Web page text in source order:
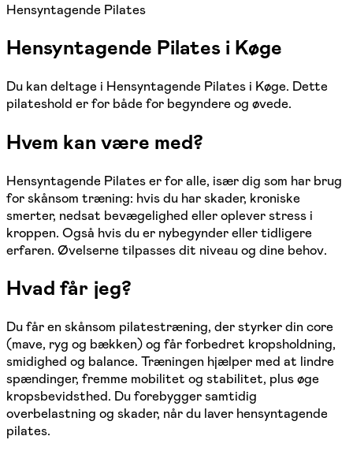
Hensyntagende Pilates
Hensyntagende Pilates i Køge
Du kan deltage i Hensyntagende Pilates i Køge. Dette
pilateshold er for både for begyndere og øvede.
Hvem kan være med?
Hensyntagende Pilates er for alle, især dig som har brug
for skånsom træning: hvis du har skader, kroniske
smerter, nedsat bevægelighed eller oplever stress i
kroppen. Også hvis du er nybegynder eller tidligere
erfaren. Øvelserne tilpasses dit niveau og dine behov.
Hvad får jeg?
Du får en skånsom pilatestræning, der styrker din core
(mave, ryg og bækken) og får forbedret kropsholdning,
smidighed og balance. Træningen hjælper med at lindre
spændinger, fremme mobilitet og stabilitet, plus øge
kropsbevidsthed. Du forebygger samtidig
overbelastning og skader, når du laver hensyntagende
pilates.